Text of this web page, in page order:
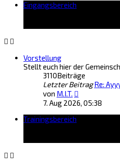
Eingangsbereich
Vorstellung
Stellt euch hier der
3110Beiträge
Letzter Beitrag Re:
von M.I.T.
Beitrag
7. Aug 2026, 05:38
Trainingsbereich